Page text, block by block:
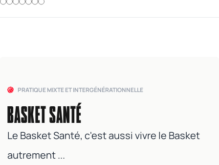
PRATIQUE MIXTE ET INTERGÉNÉRATIONNELLE
BASKET SANTÉ
Le Basket Santé, c'est aussi vivre le Basket
autrement ...